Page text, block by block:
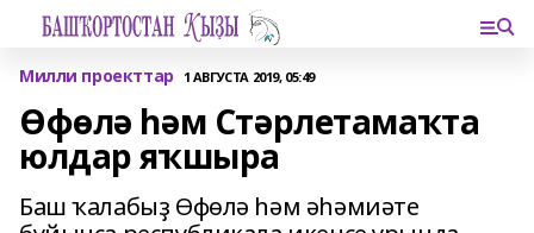
Милли проекттар 1 АВГУСТА 2019, 05:49
Өфөлә һәм Стәрлетамаҡта
юлдар яҡшыра
Баш ҡалабыҙ Өфөлә һәм әһәмиәте